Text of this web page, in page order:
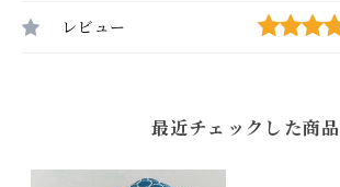
レビュー
最近チェックした商品